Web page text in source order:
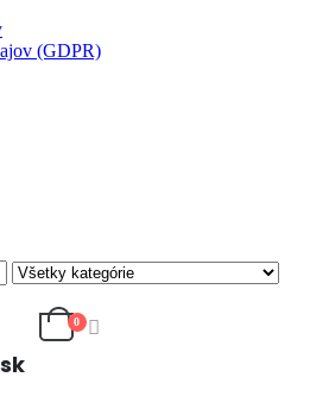
(GDPR)
0